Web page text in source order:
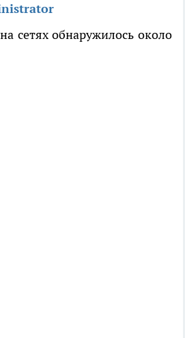
сетях обнаружилось около